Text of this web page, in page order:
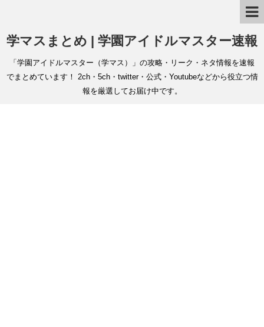
学マスまとめ | 学園アイドルマスター速報
「学園アイドルマスター（学マス）」の攻略・リーク・ネタ情報を速報
でまとめています！ 2ch・5ch・twitter・公式・Youtubeなどから役立つ情
報を厳選してお届け中です。